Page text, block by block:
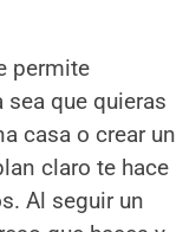
permite
que quieras
casa o crear un
claro te hace
Al seguir un